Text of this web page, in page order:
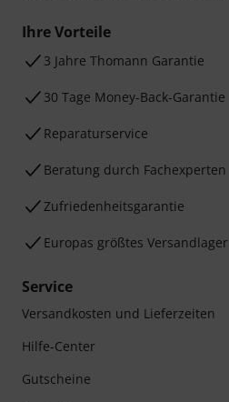
Ihre Vorteile
3 Jahre Thomann Garantie
30 Tage Money-Back-Garantie
Reparaturservice
Beratung durch Fachexperten
Zufriedenheitsgarantie
Europas größtes Versandlager
Service
Versandkosten und Lieferzeiten
Hilfe-Center
Gutscheine